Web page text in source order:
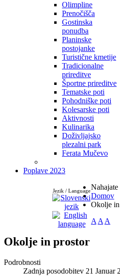
Olimpline
Prenočišča
Gostinska
ponudba
Planinske
postojanke
Turistične kmetije
Tradicionalne
prireditve
Športne prireditve
Tematske poti
Pohodniške poti
Kolesarske poti
Aktivnosti
Kulinarika
Doživljajsko
plezalni park
Ferata Mučevo
Poplave 2023
Jezik / LanguageNahajate
Domov
Okolje
A A A
Okolje in prostor
Podrobnosti
Zadnja posodobitev 21 Januar